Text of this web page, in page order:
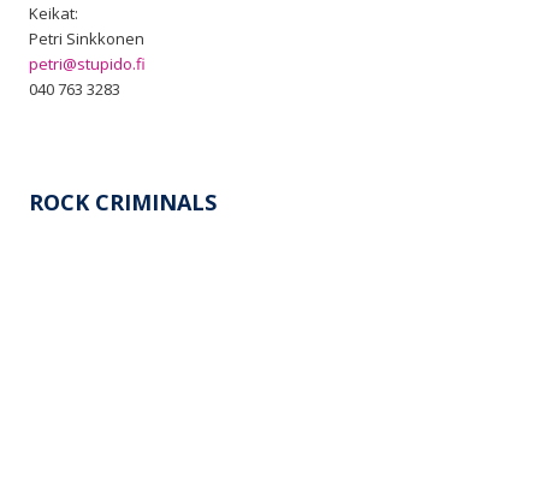
Keikat:
Petri Sinkkonen
petri@stupido.fi
040 763 3283
ROCK CRIMINALS